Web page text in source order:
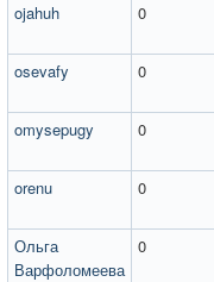
ojahuh
0
osevafy
0
omysepugy
0
orenu
0
Ольга
Варфоломеева
0